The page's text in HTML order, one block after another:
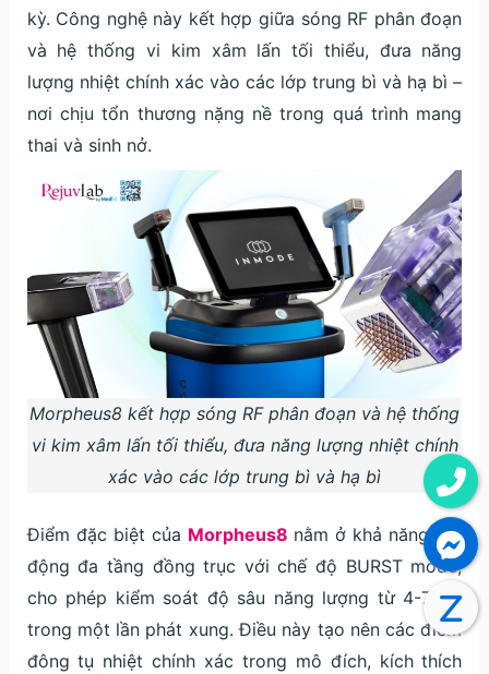
kỳ. Công nghệ này kết hợp giữa sóng RF phân đoạn
và hệ thống vi kim xâm lấn tối thiểu, đưa năng
lượng nhiệt chính xác vào các lớp trung bì và hạ bì –
nơi chịu tổn thương nặng nề trong quá trình mang
thai và sinh nở.
Morpheus8 kết hợp sóng RF phân đoạn và hệ thống
vi kim xâm lấn tối thiểu, đưa năng lượng nhiệt chính
xác vào các lớp trung bì và hạ bì
Điểm đặc biệt của Morpheus8 nằm ở khả năng tác
động đa tầng đồng trục với chế độ BURST mode,
cho phép kiểm soát độ sâu năng lượng từ 4-7mm
trong một lần phát xung. Điều này tạo nên các điểm
đông tụ nhiệt chính xác trong mô đích, kích thích